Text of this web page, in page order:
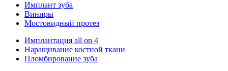
Имплант зуба
Виниры
Мостовидный протез
Имплантация all on 4
Наращивание костной ткани
Пломбирование зуба